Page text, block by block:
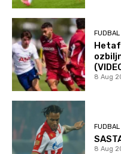
FUDBAL
8 Aug
FUDBAL
8 Aug